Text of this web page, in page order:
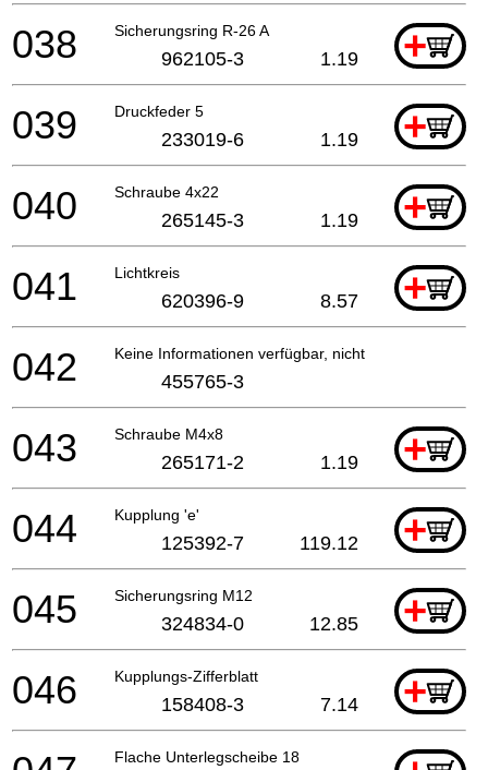
Sicherungsring R-26 A +
038 962105-3 1.19
Druckfeder 5 +
039 233019-6 1.19
Schraube 4x22 +
040 265145-3 1.19
Lichtkreis +
041 620396-9 8.57
Keine Informationen verfügbar, nicht bestellbar
042 455765-3
Schraube M4x8 +
043 265171-2 1.19
Kupplung 'e' +
044 125392-7 119.12
Sicherungsring M12 +
045 324834-0 12.85
Kupplungs-Zifferblatt +
046 158408-3 7.14
Flache Unterlegscheibe 18